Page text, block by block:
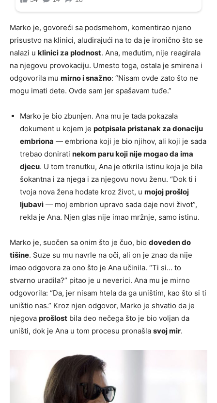
Marko je, govoreći sa podsmehom, komentirao njeno
prisustvo na klinici, aludirajući na to da je ironično što se
nalazi u klinici za plodnost. Ana, međutim, nije reagirala
na njegovu provokaciju. Umesto toga, ostala je smirena i
odgovorila mu mirno i snažno: “Nisam ovde zato što ne
mogu imati dete. Ovde sam jer spašavam tuđe.”
Marko je bio zbunjen. Ana mu je tada pokazala
dokument u kojem je potpisala pristanak za donaciju
embriona — embriona koji je bio njihov, ali koji je sada
trebao donirati nekom paru koji nije mogao da ima
djecu. U tom trenutku, Ana je otkrila istinu koja je bila
šokantna i za njega i za njegovu novu ženu. “Dok ti i
tvoja nova žena hodate kroz život, u mojoj prošloj
ljubavi — moj embrion upravo sada daje novi život”,
rekla je Ana. Njen glas nije imao mržnje, samo istinu.
Marko je, suočen sa onim što je čuo, bio doveden do
tišine. Suze su mu navrle na oči, ali on je znao da nije
imao odgovora za ono što je Ana učinila. “Ti si… to
stvarno uradila?” pitao je u neverici. Ana mu je mirno
odgovorila: “Da, jer nisam htela da ga uništim, kao što si ti
uništio nas.” Kroz njen odgovor, Marko je shvatio da je
njegova prošlost bila deo nečega što je bio voljan da
uništi, dok je Ana u tom procesu pronašla svoj mir.